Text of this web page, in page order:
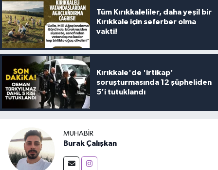
Tüm Kırıkkaleliler, daha yeşil bir
Kırıkkale için seferber olma
vakti!
Kırıkkale'de 'irtikap'
soruşturmasında 12 şüpheliden
5’i tutuklandı
MUHABIR
Burak Çalışkan